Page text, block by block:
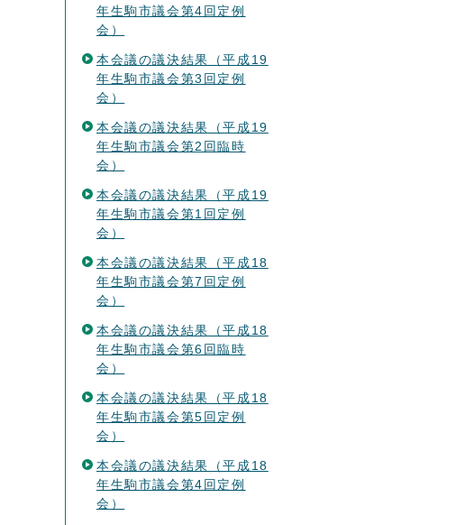
年生駒市議会第4回定例
会）
本会議の議決結果（平成19
年生駒市議会第3回定例
会）
本会議の議決結果（平成19
年生駒市議会第2回臨時
会）
本会議の議決結果（平成19
年生駒市議会第1回定例
会）
本会議の議決結果（平成18
年生駒市議会第7回定例
会）
本会議の議決結果（平成18
年生駒市議会第6回臨時
会）
本会議の議決結果（平成18
年生駒市議会第5回定例
会）
本会議の議決結果（平成18
年生駒市議会第4回定例
会）